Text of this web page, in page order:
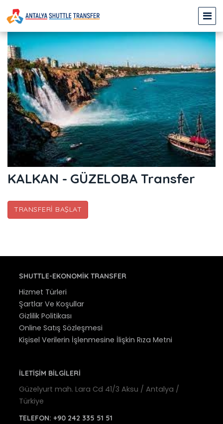
KALKAN - GÜZELOBA Transfer
TRANSFERI BAŞLAT
SHUTTLE-EKONOMIK TRANSFER
Hizmet Türleri
Şartlar Ve Koşullar
Gizlilik Politikası
Online Satış Sözleşmesi
Kişisel Verilerin İşlenmesine İlişkin Rıza Metni
İLETİŞİM BİLGİLERİ
Güzelyurt mah. Lara Cd 41/3 Aksu / Antalya /
Türkiye
TELEFON: +90 242 335 51 51